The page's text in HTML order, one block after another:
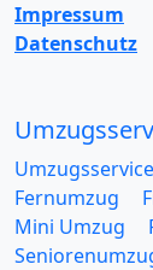
Impressum
Datenschutz
Umzugsservice
Fernumzug
Mini Umzug